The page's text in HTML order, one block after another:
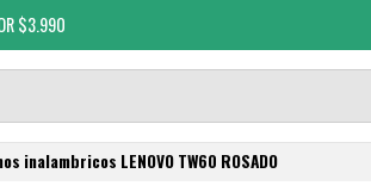
$3.990
inalambricos LENOVO TW60 ROSADO